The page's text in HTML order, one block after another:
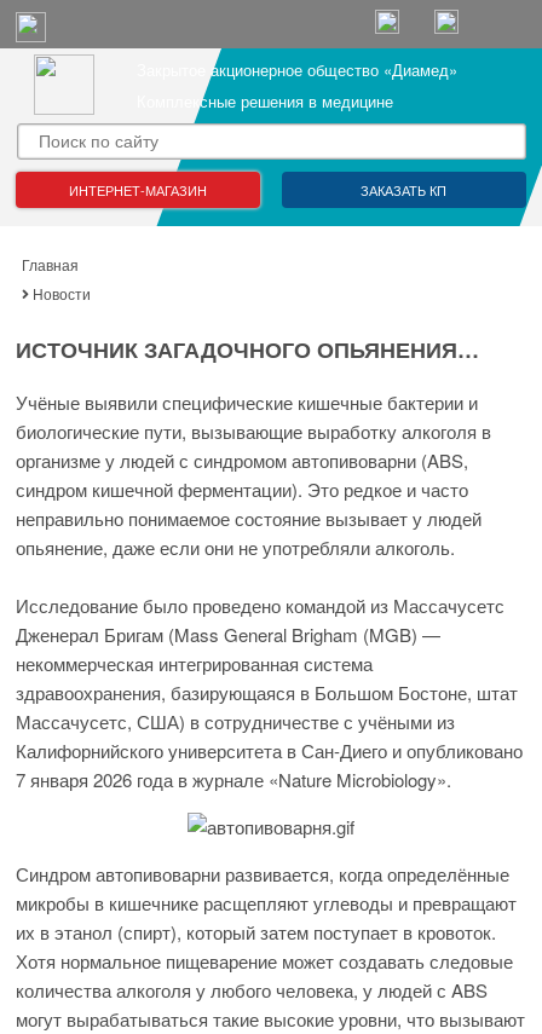
Закрытое акционерное общество «Диамед»
Комплексные решения в медицине
ИНТЕРНЕТ-МАГАЗИН ЗАКАЗАТЬ КП
Главная
Новости
ИСТОЧНИК ЗАГАДОЧНОГО ОПЬЯНЕНИЯ…
Учёные выявили специфические кишечные бактерии и
биологические пути, вызывающие выработку алкоголя в
организме у людей с синдромом автопивоварни (ABS,
синдром кишечной ферментации). Это редкое и часто
неправильно понимаемое состояние вызывает у людей
опьянение, даже если они не употребляли алкоголь.
Исследование было проведено командой из Массачусетс
Дженерал Бригам (Mass General Brigham (MGB) —
некоммерческая интегрированная система
здравоохранения, базирующаяся в Большом Бостоне, штат
Массачусетс, США) в сотрудничестве с учёными из
Калифорнийского университета в Сан-Диего и опубликовано
7 января 2026 года в журнале «Nature Microbiology».
Синдром автопивоварни развивается, когда определённые
микробы в кишечнике расщепляют углеводы и превращают
их в этанол (спирт), который затем поступает в кровоток.
Хотя нормальное пищеварение может создавать следовые
количества алкоголя у любого человека, у людей с ABS
могут вырабатываться такие высокие уровни, что вызывают